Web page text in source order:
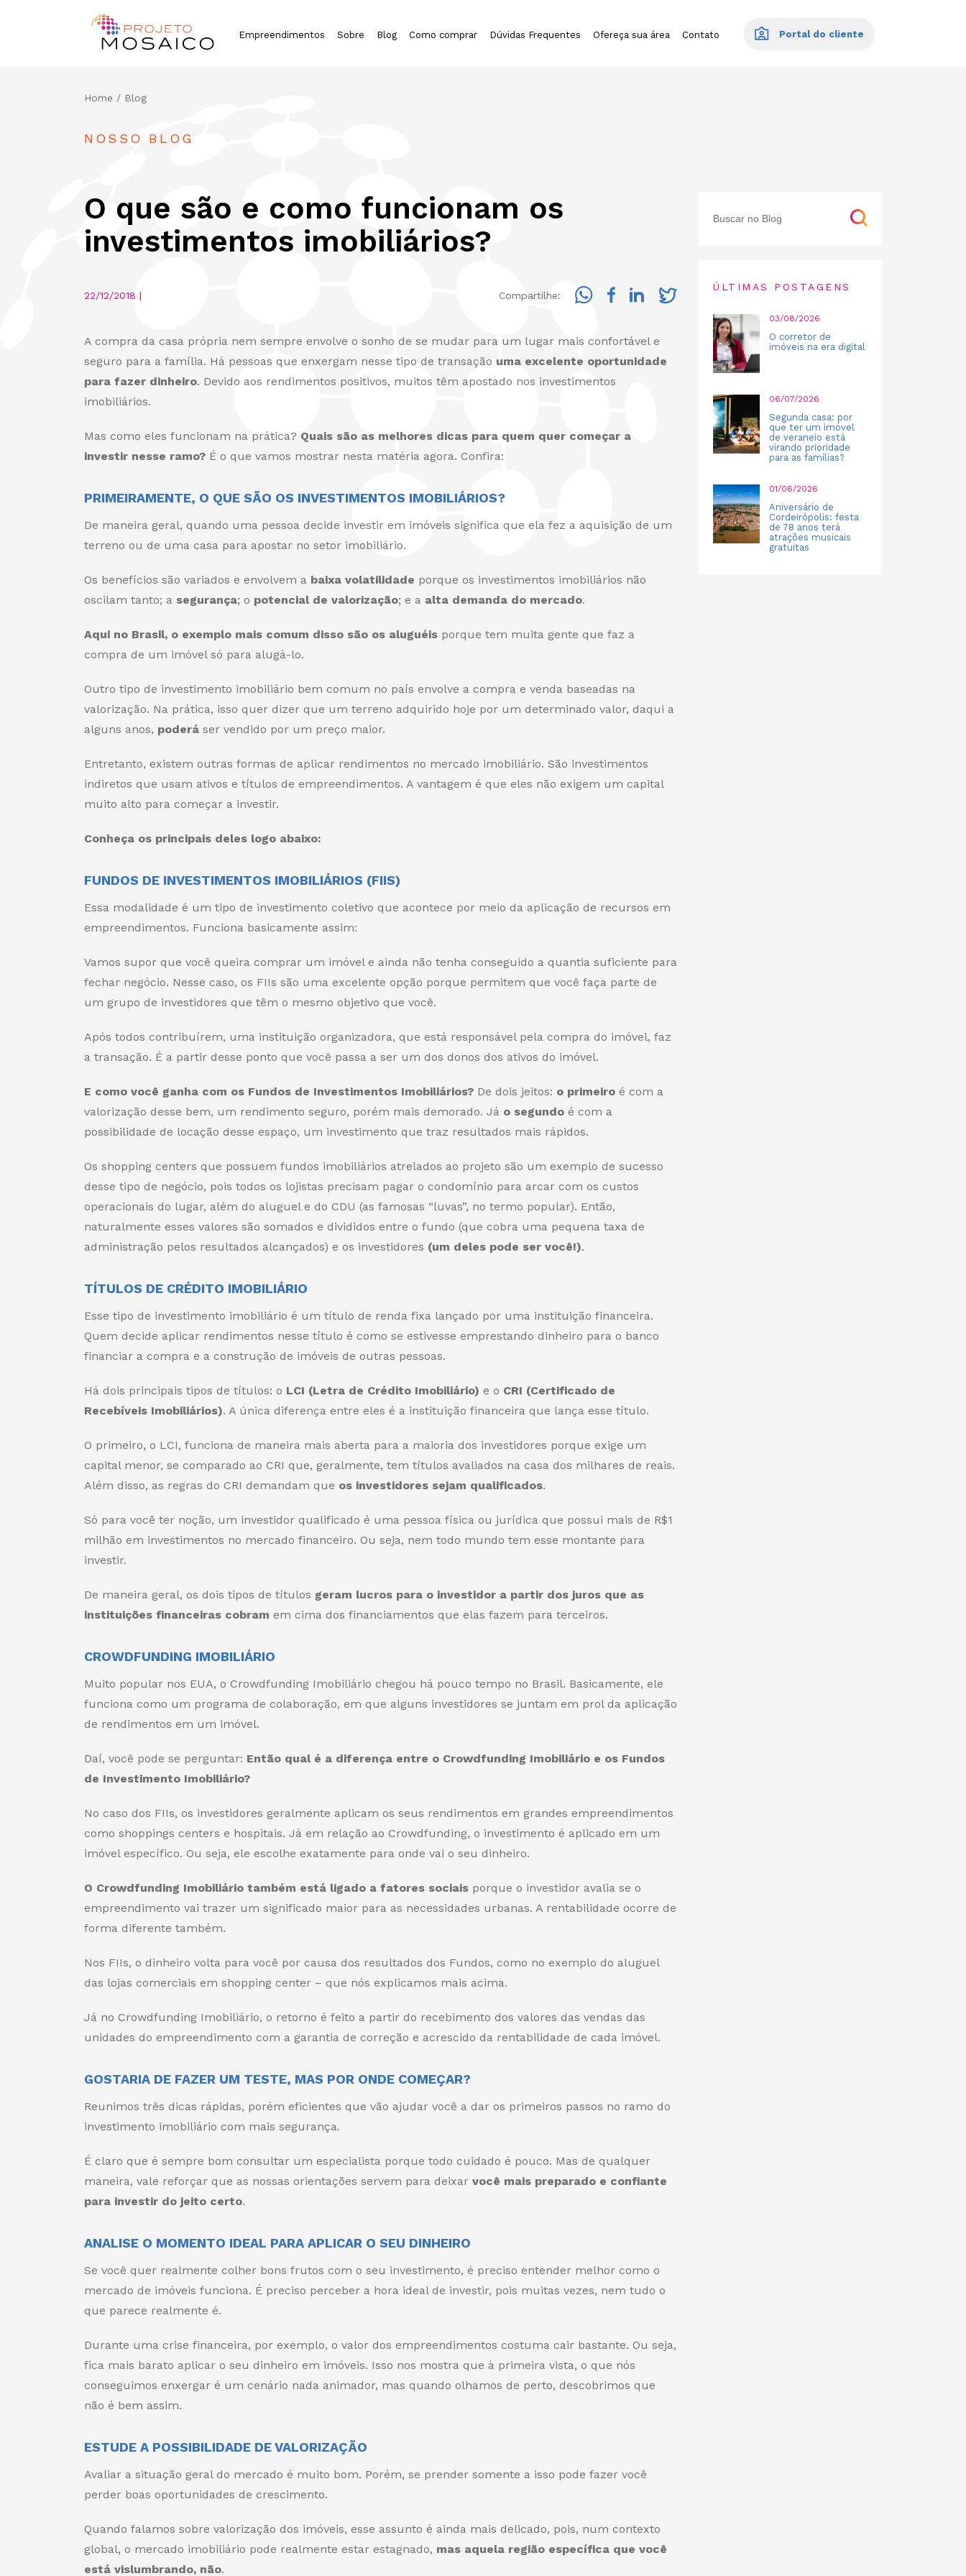
Empreendimentos Sobre Blog Como comprar Dúvidas Frequentes Ofereça sua área Contato Portal do cliente
Home / Blog
NOSSO BLOG
O que são e como funcionam os
investimentos imobiliários?
22/12/2018 | Compartilhe:
A compra da casa própria nem sempre envolve o sonho de se mudar para um lugar mais confortável e
seguro para a família. Há pessoas que enxergam nesse tipo de transação uma excelente oportunidade
para fazer dinheiro. Devido aos rendimentos positivos, muitos têm apostado nos investimentos
imobiliários.
Mas como eles funcionam na prática? Quais são as melhores dicas para quem quer começar a
investir nesse ramo? É o que vamos mostrar nesta matéria agora. Confira:
PRIMEIRAMENTE, O QUE SÃO OS INVESTIMENTOS IMOBILIÁRIOS?
De maneira geral, quando uma pessoa decide investir em imóveis significa que ela fez a aquisição de um
terreno ou de uma casa para apostar no setor imobiliário.
Os benefícios são variados e envolvem a baixa volatilidade porque os investimentos imobiliários não
oscilam tanto; a segurança; o potencial de valorização; e a alta demanda do mercado.
Aqui no Brasil, o exemplo mais comum disso são os aluguéis porque tem muita gente que faz a
compra de um imóvel só para alugá-lo.
Outro tipo de investimento imobiliário bem comum no país envolve a compra e venda baseadas na
valorização. Na prática, isso quer dizer que um terreno adquirido hoje por um determinado valor, daqui a
alguns anos, poderá ser vendido por um preço maior.
Entretanto, existem outras formas de aplicar rendimentos no mercado imobiliário. São investimentos
indiretos que usam ativos e títulos de empreendimentos. A vantagem é que eles não exigem um capital
muito alto para começar a investir.
Conheça os principais deles logo abaixo:
FUNDOS DE INVESTIMENTOS IMOBILIÁRIOS (FIIS)
Essa modalidade é um tipo de investimento coletivo que acontece por meio da aplicação de recursos em
empreendimentos. Funciona basicamente assim:
Vamos supor que você queira comprar um imóvel e ainda não tenha conseguido a quantia suficiente para
fechar negócio. Nesse caso, os FIIs são uma excelente opção porque permitem que você faça parte de
um grupo de investidores que têm o mesmo objetivo que você.
Após todos contribuírem, uma instituição organizadora, que está responsável pela compra do imóvel, faz
a transação. É a partir desse ponto que você passa a ser um dos donos dos ativos do imóvel.
E como você ganha com os Fundos de Investimentos Imobiliários? De dois jeitos: o primeiro é com a
valorização desse bem, um rendimento seguro, porém mais demorado. Já o segundo é com a
possibilidade de locação desse espaço, um investimento que traz resultados mais rápidos.
Os shopping centers que possuem fundos imobiliários atrelados ao projeto são um exemplo de sucesso
desse tipo de negócio, pois todos os lojistas precisam pagar o condomínio para arcar com os custos
operacionais do lugar, além do aluguel e do CDU (as famosas “luvas”, no termo popular). Então,
naturalmente esses valores são somados e divididos entre o fundo (que cobra uma pequena taxa de
administração pelos resultados alcançados) e os investidores (um deles pode ser você!).
TÍTULOS DE CRÉDITO IMOBILIÁRIO
Esse tipo de investimento imobiliário é um título de renda fixa lançado por uma instituição financeira.
Quem decide aplicar rendimentos nesse título é como se estivesse emprestando dinheiro para o banco
financiar a compra e a construção de imóveis de outras pessoas.
Há dois principais tipos de títulos: o LCI (Letra de Crédito Imobiliário) e o CRI (Certificado de
Recebíveis Imobiliários). A única diferença entre eles é a instituição financeira que lança esse título.
O primeiro, o LCI, funciona de maneira mais aberta para a maioria dos investidores porque exige um
capital menor, se comparado ao CRI que, geralmente, tem títulos avaliados na casa dos milhares de reais.
Além disso, as regras do CRI demandam que os investidores sejam qualificados.
Só para você ter noção, um investidor qualificado é uma pessoa física ou jurídica que possui mais de R$1
milhão em investimentos no mercado financeiro. Ou seja, nem todo mundo tem esse montante para
investir.
De maneira geral, os dois tipos de títulos geram lucros para o investidor a partir dos juros que as
instituições financeiras cobram em cima dos financiamentos que elas fazem para terceiros.
CROWDFUNDING IMOBILIÁRIO
Muito popular nos EUA, o Crowdfunding Imobiliário chegou há pouco tempo no Brasil. Basicamente, ele
funciona como um programa de colaboração, em que alguns investidores se juntam em prol da aplicação
de rendimentos em um imóvel.
Daí, você pode se perguntar: Então qual é a diferença entre o Crowdfunding Imobiliário e os Fundos
de Investimento Imobiliário?
No caso dos FIIs, os investidores geralmente aplicam os seus rendimentos em grandes empreendimentos
como shoppings centers e hospitais. Já em relação ao Crowdfunding, o investimento é aplicado em um
imóvel específico. Ou seja, ele escolhe exatamente para onde vai o seu dinheiro.
O Crowdfunding Imobiliário também está ligado a fatores sociais porque o investidor avalia se o
empreendimento vai trazer um significado maior para as necessidades urbanas. A rentabilidade ocorre de
forma diferente também.
Nos FIIs, o dinheiro volta para você por causa dos resultados dos Fundos, como no exemplo do aluguel
das lojas comerciais em shopping center – que nós explicamos mais acima.
Já no Crowdfunding Imobiliário, o retorno é feito a partir do recebimento dos valores das vendas das
unidades do empreendimento com a garantia de correção e acrescido da rentabilidade de cada imóvel.
GOSTARIA DE FAZER UM TESTE, MAS POR ONDE COMEÇAR?
Reunimos três dicas rápidas, porém eficientes que vão ajudar você a dar os primeiros passos no ramo do
investimento imobiliário com mais segurança.
É claro que é sempre bom consultar um especialista porque todo cuidado é pouco. Mas de qualquer
maneira, vale reforçar que as nossas orientações servem para deixar você mais preparado e confiante
para investir do jeito certo.
ANALISE O MOMENTO IDEAL PARA APLICAR O SEU DINHEIRO
Se você quer realmente colher bons frutos com o seu investimento, é preciso entender melhor como o
mercado de imóveis funciona. É preciso perceber a hora ideal de investir, pois muitas vezes, nem tudo o
que parece realmente é.
Durante uma crise financeira, por exemplo, o valor dos empreendimentos costuma cair bastante. Ou seja,
fica mais barato aplicar o seu dinheiro em imóveis. Isso nos mostra que à primeira vista, o que nós
conseguimos enxergar é um cenário nada animador, mas quando olhamos de perto, descobrimos que
não é bem assim.
ESTUDE A POSSIBILIDADE DE VALORIZAÇÃO
Avaliar a situação geral do mercado é muito bom. Porém, se prender somente a isso pode fazer você
perder boas oportunidades de crescimento.
Quando falamos sobre valorização dos imóveis, esse assunto é ainda mais delicado, pois, num contexto
global, o mercado imobiliário pode realmente estar estagnado, mas aquela região específica que você
está vislumbrando, não.
ÚLTIMAS POSTAGENS
03/08/2026
O corretor de
imóveis na era digital
06/07/2026
Segunda casa: por
que ter um imóvel
de veraneio está
virando prioridade
para as famílias?
01/06/2026
Aniversário de
Cordeirópolis: festa
de 78 anos terá
atrações musicais
gratuitas